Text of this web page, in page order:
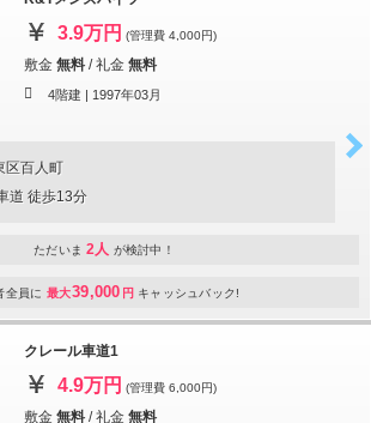
3.9万円 (管理費 4,000円)
敷金 無料 /礼金 無料
4階建 | 1997年03月
区百人町
道 徒歩13分
ただいま 2人 が検討中！
全員に 最大39,000 円 キャッシュバック!
クレール車道1
4.9万円 (管理費 6,000円)
敷金 無料 /礼金 無料